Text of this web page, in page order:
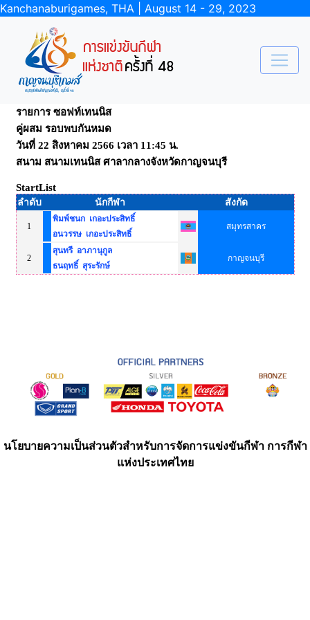
Kanchanaburigames, THA | August 14 - 29, 2023
รายการ ซอฟท์เทนนิส
คู่ผสม รอบพบกันหมด
วันที่ 22 สิงหาคม 2566 เวลา 11:45 น.
สนาม สนามเทนนิส ศาลากลางจังหวัดกาญจนบุรี
StartList
ลำดับ นักกีฬา สังกัด
1
พิมพ์ชนก เกอะประสิทธิ์
อนวรรษ เกอะประสิทธิ์
สมุทรสาคร
2
สุนทรี อาภานุกูล
ธนฤทธิ์ สุระรักษ์
กาญจนบุรี
นโยบายความเป็นส่วนตัวสำหรับการจัดการแข่งขันกีฬา การกีฬา
แห่งประเทศไทย